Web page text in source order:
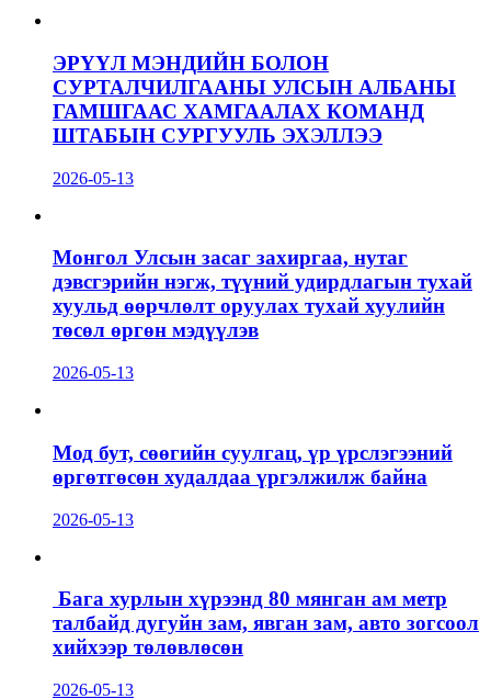
ЭРҮҮЛ МЭНДИЙН БОЛОН
СУРТАЛЧИЛГААНЫ УЛСЫН АЛБАНЫ
ГАМШГААС ХАМГААЛАХ КОМАНД
ШТАБЫН СУРГУУЛЬ ЭХЭЛЛЭЭ
2026-05-13
Монгол Улсын засаг захиргаа, нутаг
дэвсгэрийн нэгж, түүний удирдлагын тухай
хуульд өөрчлөлт оруулах тухай хуулийн
төсөл өргөн мэдүүлэв
2026-05-13
Мод бут, сөөгийн суулгац, үр үрслэгээний
өргөтгөсөн худалдаа үргэлжилж байна
2026-05-13
Бага хурлын хүрээнд 80 мянган ам метр
талбайд дугуйн зам, явган зам, авто зогсоол
хийхээр төлөвлөсөн
2026-05-13